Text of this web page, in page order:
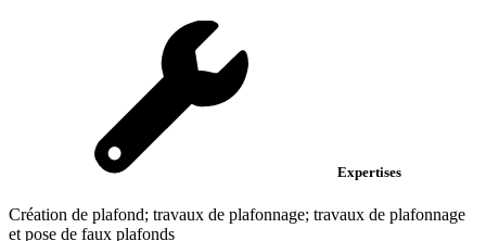
Expertises
Création de plafond; travaux de plafonnage; travaux de plafonnage
et pose de faux plafonds